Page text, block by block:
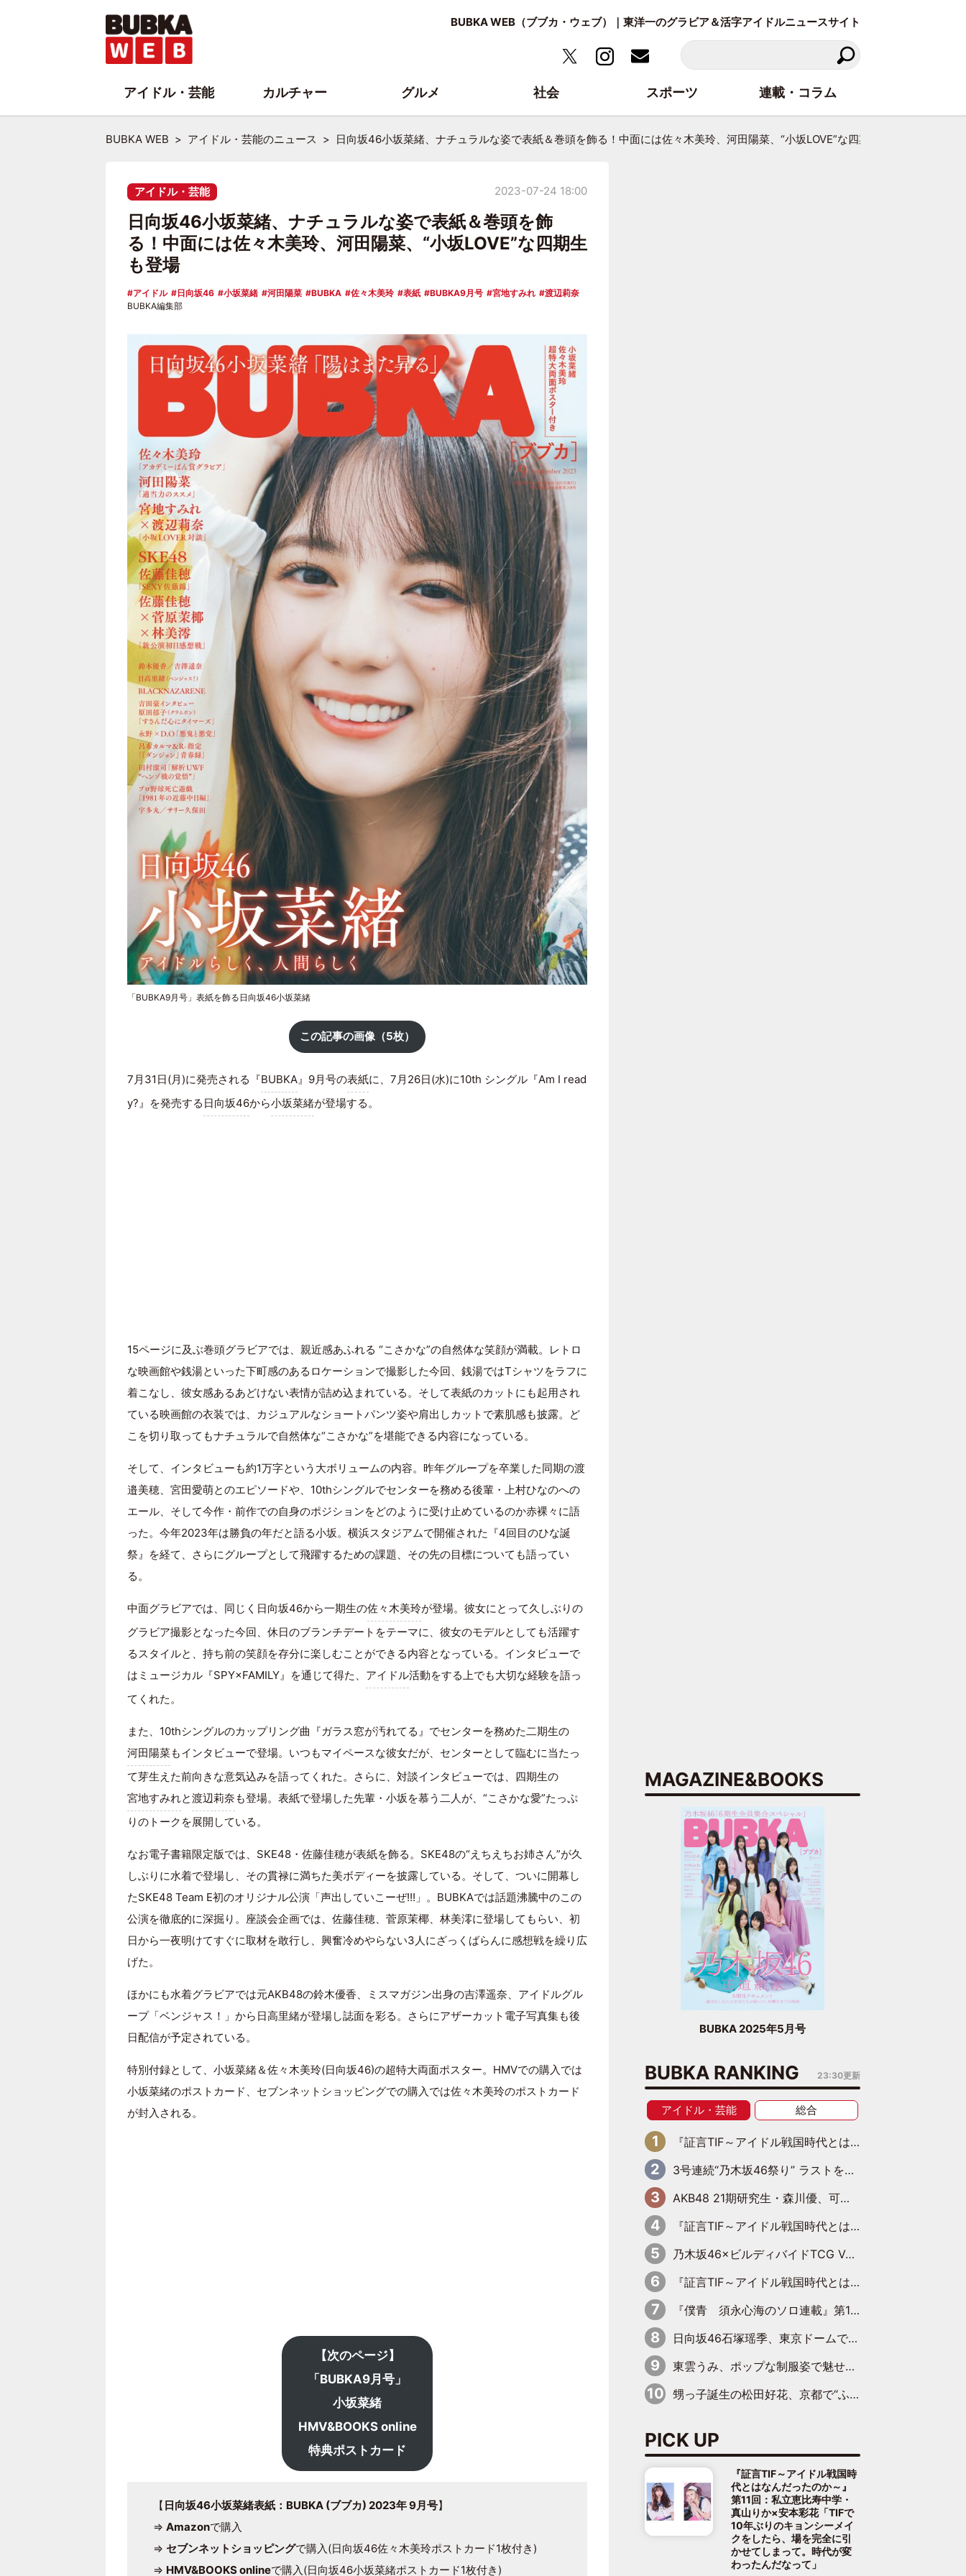
BUBKA WEB（ブブカ・ウェブ）｜東洋一のグラビア＆活字アイドルニュースサイト
BUBKA WEB アイドル・芸能のニュース 日向坂46小坂菜緒、ナチュラルな姿で表紙＆巻頭を飾る！中面には佐々木美玲、河田陽菜、“小坂LOVE”な四期生も登場
アイドル・芸能 2023-07-24 18:00
日向坂46小坂菜緒、ナチュラルな姿で表紙＆巻頭を飾
る！中面には佐々木美玲、河田陽菜、“小坂LOVE”な四期生
も登場
アイドル 日向坂46 小坂菜緒 河田陽菜 BUBKA 佐々木美玲 表紙 BUBKA9月号 宮地すみれ
渡辺莉奈
BUBKA編集部
「BUBKA9月号」表紙を飾る日向坂46小坂菜緒
この記事の画像（5枚）
7月31日(月)に発売される『BUBKA』9月号の表紙に、7月26日(水)に10th シングル『Am I read
y?』を発売する 日向坂46から小坂菜緒が登場する。
15ページに及ぶ巻頭グラビアでは、親近感あふれる “こさかな”の自然体な笑顔が満載。レトロ
な映画館や銭湯といった下町感のあるロケーションで撮影した今回、銭湯ではTシャツをラフに
着こなし、彼女感あるあどけない表情が詰め込まれている。そして表紙のカットにも起用され
ている映画館の衣装では、カジュアルなショートパンツ姿や肩出しカットで素肌感も披露。ど
こを切り取ってもナチュラルで自然体な“こさかな”を堪能できる内容になっている。
そして、インタビューも約1万字という大ボリュームの内容。昨年グループを卒業した同期の渡
邉美穂、宮田愛萌とのエピソードや、10thシングルでセンターを務める後輩・上村ひなのへの
エール、そして今作・前作での自身のポジションをどのように受け止めているのか赤裸々に語
った。今年2023年は勝負の年だと語る小坂。横浜スタジアムで開催された『4回目のひな誕
祭』を経て、さらにグループとして飛躍するための課題、その先の目標についても語ってい
る。
中面グラビアでは、同じく日向坂46から一期生の佐々木美玲が登場。彼女にとって久しぶりの
グラビア撮影となった今回、休日のブランチデートをテーマに、彼女のモデルとしても活躍す
るスタイルと、持ち前の笑顔を存分に楽しむことができる内容となっている。インタビューで
はミュージカル『SPY×FAMILY』を通じて得た、 アイドル活動をする上でも大切な経験を語っ
てくれた。
また、10thシングルのカップリング曲『ガラス窓が汚れてる』でセンターを務めた二期生の
河田陽菜もインタビューで登場。いつもマイペースな彼女だが、センターとして臨むに当たっ
て芽生えた前向きな意気込みを語ってくれた。さらに、対談インタビューでは、四期生の
宮地すみれと渡辺莉奈も登場。表紙で登場した先輩・小坂を慕う二人が、“こさかな愛”たっぷ
りのトークを展開している。
なお電子書籍限定版では、SKE48・佐藤佳穂が表紙を飾る。SKE48の“えちえちお姉さん”が久
しぶりに水着で登場し、その貫禄に満ちた美ボディーを披露している。そして、ついに開幕し
たSKE48 Team E初のオリジナル公演「声出していこーぜ!!!」。BUBKAでは話題沸騰中のこの
公演を徹底的に深掘り。座談会企画では、佐藤佳穂、菅原茉椰、林美澪に登場してもらい、初
日から一夜明けてすぐに取材を敢行し、興奮冷めやらない3人にざっくばらんに感想戦を繰り広
げた。
ほかにも水着グラビアでは元AKB48の鈴木優香、ミスマガジン出身の吉澤遥奈、アイドルグル
ープ「ベンジャス！」から日高里緒が登場し誌面を彩る。さらにアザーカット電子写真集も後
日配信が予定されている。
特別付録として、小坂菜緒＆佐々木美玲(日向坂46)の超特大両面ポスター。HMVでの購入では
小坂菜緒のポストカード、セブンネットショッピングでの購入では佐々木美玲のポストカード
が封入される。
【次のページ】
「BUBKA9月号」
小坂菜緒
HMV&BOOKS online
特典ポストカード
【 日向坂46小坂菜緒表紙：BUBKA (ブブカ) 2023年 9月号】
⇒ Amazonで購入
⇒ セブンネットショッピングで購入(日向坂46佐々木美玲ポストカード1枚付き)
⇒ HMV&BOOKS onlineで購入(日向坂46小坂菜緒ポストカード1枚付き)
MAGAZINE&BOOKS
BUBKA 2025年5月号
BUBKA RANKING 23:30更新
アイドル・芸能 総合
『証言TIF～アイドル戦国時代とはなんだったのか～』第6回：でんぱ組.inc・古川未鈴×相沢梨紗「『ハロプロやりたかったな』って言ったら、夢眠ねむさんに『てめえはでんぱ組．incなんだよ！』って肩パンされて(笑)」
3号連続“乃木坂46祭り” ラストを飾るのは賀喜遥香…5年ぶりの登場に「5年分大人になった私を見ていただけたら」
AKB48 21期研究生・森川優、可愛さもある大人の女性に
『証言TIF～アイドル戦国時代とはなんだったのか～』第10回：さくら学院・武藤彩未×飯田らうら「正直、中3で辞めるというのを信じてなくて。そう言われてはいたけど、嘘でしょって」
乃木坂46×ビルディバイドTCG Vol.2公開 賀喜遥香＆田村真佑が『京まふ』ステージに登壇
『証言TIF～アイドル戦国時代とはなんだったのか～』第11回：私立恵比寿中学・真山りか×安本彩花「TIFで10年ぶりのキョンシーメイクをしたら、場を完全に引かせてしまって。時代が変わったんだなって」
『僕青 須永心海のソロ連載』第18回：「バーゲンセールハンターみうな inしまむら」編
日向坂46石塚瑶季、東京ドームで“観戦バレ”！ ナイツ・塙も認めた「巨人に詳しすぎるアイドル」は元VENUSスクール生で杉内コーチ推し⁉
東雲うみ、ポップな制服姿で魅せる“東雲グリーン”の正体
甥っ子誕生の松田好花、京都で“ふたつの家族”をはしご！ “母”黒谷友香に見送られ、“父”松岡昌宏とはハシゴ酒
PICK UP
『証言TIF～アイドル戦国時
代とはなんだったのか～』
第11回：私立恵比寿中学・
真山りか×安本彩花「TIFで
10年ぶりのキョンシーメイ
クをしたら、場を完全に引
かせてしまって。時代が変
わったんだなって」
アイドル・芸能 カルチャー グルメ 社会 スポーツ 連載・コラム